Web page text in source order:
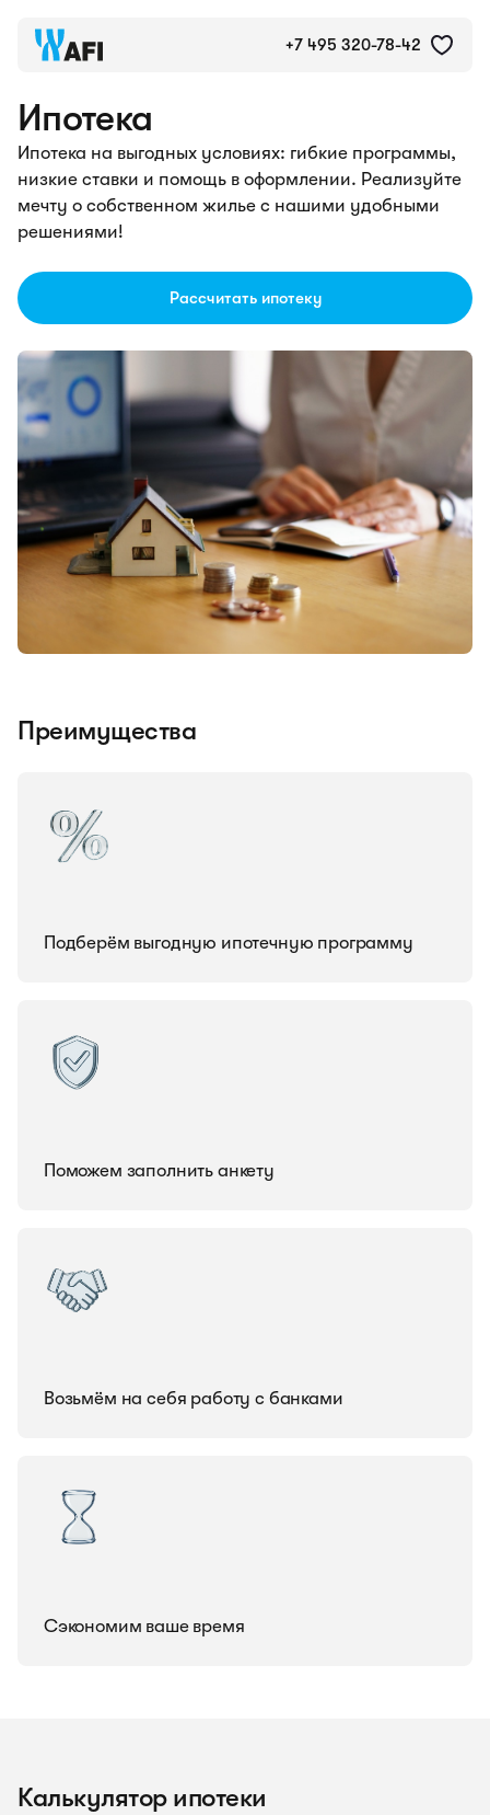
Ипотечные программы
+7 495 320-78-42
Ипотека
Ипотека на выгодных условиях: гибкие программы,
низкие ставки и помощь в оформлении. Реализуйте
мечту о собственном жилье с нашими удобными
решениями!
Рассчитать ипотеку
Преимущества
Подберём выгодную ипотечную программу
Поможем заполнить анкету
Возьмём на себя работу с банками
Сэкономим ваше время
Калькулятор ипотеки